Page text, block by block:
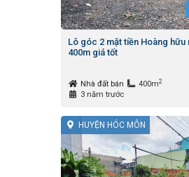
Lô góc 2 mặt tiền Hoàng hữu
400m giá tốt
Nhà đất bán 400m2
3 năm trước
HUYỆN HÓC MÔN